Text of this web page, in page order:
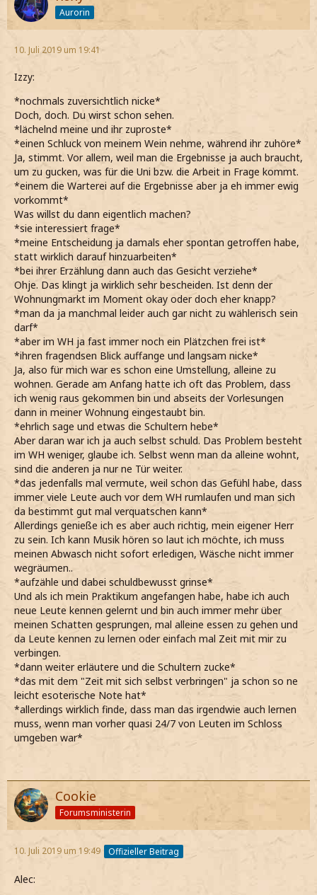
Aurorin
10. Juli 2019 um 19:41
Izzy:
*nochmals zuversichtlich nicke*
Doch, doch. Du wirst schon sehen.
*lächelnd meine und ihr zuproste*
*einen Schluck von meinem Wein nehme, während ihr zuhöre*
Ja, stimmt. Vor allem, weil man die Ergebnisse ja auch braucht,
um zu gucken, was für die Uni bzw. die Arbeit in Frage kommt.
*einem die Warterei auf die Ergebnisse aber ja eh immer ewig
vorkommt*
Was willst du dann eigentlich machen?
*sie interessiert frage*
*meine Entscheidung ja damals eher spontan getroffen habe,
statt wirklich darauf hinzuarbeiten*
*bei ihrer Erzählung dann auch das Gesicht verziehe*
Ohje. Das klingt ja wirklich sehr bescheiden. Ist denn der
Wohnungmarkt im Moment okay oder doch eher knapp?
*man da ja manchmal leider auch gar nicht zu wählerisch sein
darf*
*aber im WH ja fast immer noch ein Plätzchen frei ist*
*ihren fragendsen Blick auffange und langsam nicke*
Ja, also für mich war es schon eine Umstellung, alleine zu
wohnen. Gerade am Anfang hatte ich oft das Problem, dass
ich wenig raus gekommen bin und abseits der Vorlesungen
dann in meiner Wohnung eingestaubt bin.
*ehrlich sage und etwas die Schultern hebe*
Aber daran war ich ja auch selbst schuld. Das Problem besteht
im WH weniger, glaube ich. Selbst wenn man da alleine wohnt,
sind die anderen ja nur ne Tür weiter.
*das jedenfalls mal vermute, weil schon das Gefühl habe, dass
immer viele Leute auch vor dem WH rumlaufen und man sich
da bestimmt gut mal verquatschen kann*
Allerdings genieße ich es aber auch richtig, mein eigener Herr
zu sein. Ich kann Musik hören so laut ich möchte, ich muss
meinen Abwasch nicht sofort erledigen, Wäsche nicht immer
wegräumen..
*aufzähle und dabei schuldbewusst grinse*
Und als ich mein Praktikum angefangen habe, habe ich auch
neue Leute kennen gelernt und bin auch immer mehr über
meinen Schatten gesprungen, mal alleine essen zu gehen und
da Leute kennen zu lernen oder einfach mal Zeit mit mir zu
verbingen.
*dann weiter erläutere und die Schultern zucke*
*das mit dem "Zeit mit sich selbst verbringen" ja schon so ne
leicht esoterische Note hat*
*allerdings wirklich finde, dass man das irgendwie auch lernen
muss, wenn man vorher quasi 24/7 von Leuten im Schloss
umgeben war*
Cookie
Forumsministerin
10. Juli 2019 um 19:49 Offizieller Beitrag
Alec: